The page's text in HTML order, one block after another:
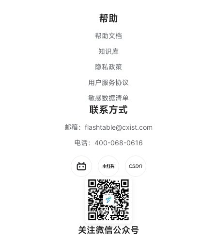
帮助
帮助文档
知识库
隐私政策
用户服务协议
敏感数据清单
联系方式
邮箱： flashtable@cxist.com
电话： 400-068-0616
关注微信公众号